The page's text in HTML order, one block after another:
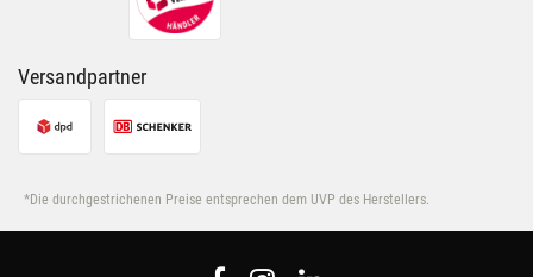
Versandpartner
*Die durchgestrichenen Preise entsprechen dem UVP des Herstellers.